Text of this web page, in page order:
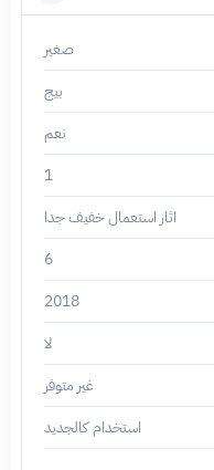
صغير
بيج
نعم
1
اثار استعمال خفيف جدا
6
2018
لا
غير متوفر
استخدام كالجديد